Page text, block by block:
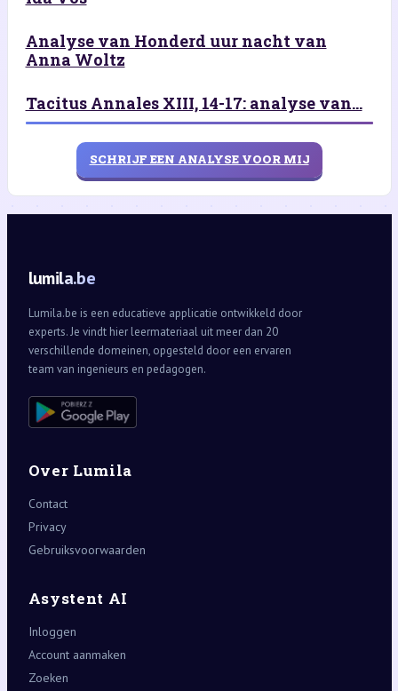
Analyse van Honderd uur nacht van
Anna Woltz
Tacitus Annales XIII, 14-17: analyse van...
SCHRIJF EEN ANALYSE VOOR MIJ
lumila.be
Lumila.be is een educatieve applicatie ontwikkeld door
experts. Je vindt hier leermateriaal uit meer dan 20
verschillende domeinen, opgesteld door een ervaren
team van ingenieurs en pedagogen.
Over Lumila
Contact
Privacy
Gebruiksvoorwaarden
Asystent AI
Inloggen
Account aanmaken
Zoeken